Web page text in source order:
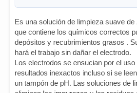
Es una solución de limpieza suave de
que contiene los químicos correctos
depósitos y recubrimientos grasos .
hará el trabajo sin dañar el electrodo.
Los electrodos se ensucian por el
resultados inexactos incluso si se
un tampón de pH. Las soluciones de